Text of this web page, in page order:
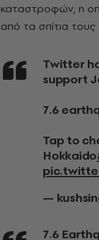
καταστροφών, η
από τα σπίτια τους
Twitter has updated The rt and like ❤️ Button to
support
7.6
Tap to
Hokkaido
—
7.6